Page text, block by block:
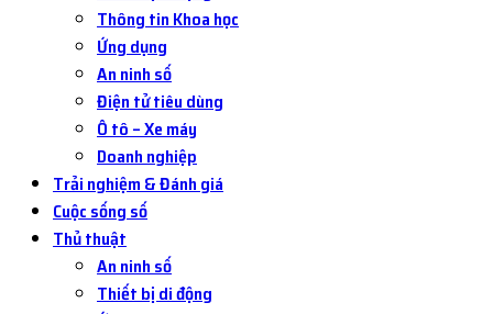
Thông tin Khoa học
Ứng dụng
An ninh số
Điện tử tiêu dùng
Ô tô – Xe máy
Doanh nghiệp
Trải nghiệm & Đánh giá
Cuộc sống số
Thủ thuật
An ninh số
Thiết bị di động